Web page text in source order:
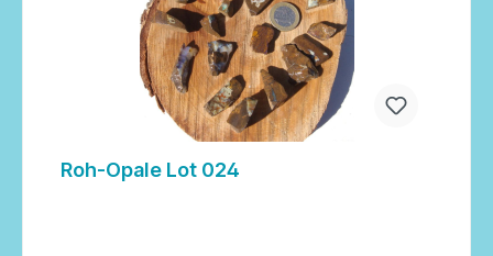
Roh-Opale Lot 024